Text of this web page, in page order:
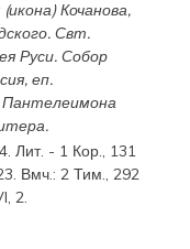
(икона) Кочанова,
Свт.
Руси. Собор
, еп.
Пантелеимона
Лит. - 1 Кор., 131
Вмч.: 2 Тим., 292
2.